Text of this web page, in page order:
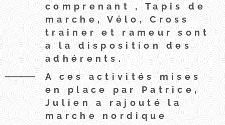
comprenant , Tapis de
marche, Vélo, Cross
trainer et rameur sont
a la disposition des
adhérents.
A ces activités mises
en place par Patrice,
Julien a rajouté la
marche nordique